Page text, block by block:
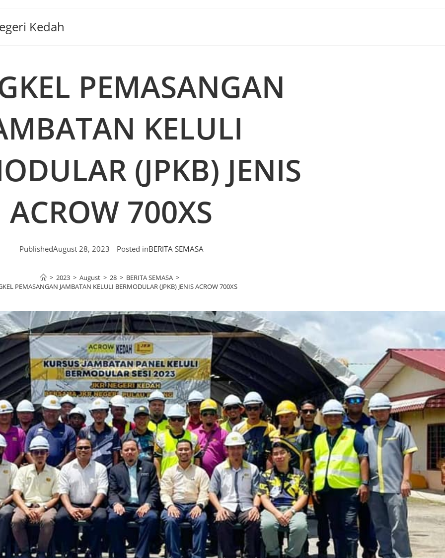
Kedah
PEMASANGAN
KELULI
(JPKB) JENIS
ACROW 700XS
PublishedAugust 28, 2023 Posted inBERITA SEMASA
> 2023 > August > 28 > BERITA SEMASA >
PEMASANGAN JAMBATAN KELULI BERMODULAR (JPKB) JENIS ACROW 700XS